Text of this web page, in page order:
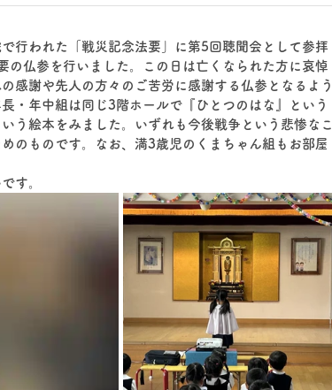
行われた「戦災記念法要」に第5回聴聞会として参拝
の仏参を行いました。この日は亡くなられた方に哀悼
感謝や先人の方々のご苦労に感謝する仏参となるよう
・年中組は同じ3階ホールで『ひとつのはな』という
う絵本をみました。いずれも今後戦争という悲惨なこ
のものです。なお、満3歳児のくまちゃん組もお部屋
す。